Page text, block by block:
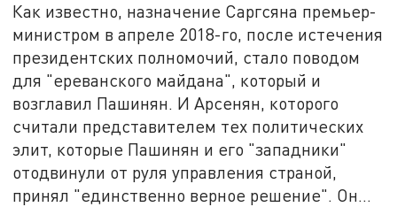
Как известно, назначение Саргсяна премьер-
министром в апреле 2018-го, после истечения
президентских полномочий, стало поводом
для "ереванского майдана", который и
возглавил Пашинян. И Арсенян, которого
считали представителем тех политических
элит, которые Пашинян и его "западники"
отодвинули от руля управления страной,
принял "единственно верное решение". Он...